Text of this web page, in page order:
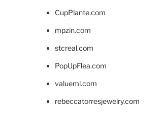
CupPlante.com
mpzin.com
stcreal.com
PopUpFlea.com
valueml.com
rebeccatorresjewelry.com